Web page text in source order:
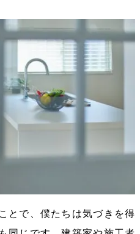
とで、僕たちは気づきを得